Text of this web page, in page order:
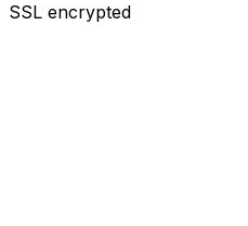
SSL encrypted